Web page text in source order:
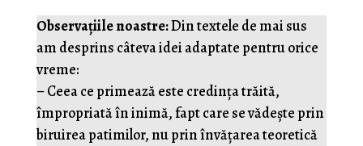
Observațiile noastre:Din textele de mai sus
am desprins câteva idei adaptate pentru orice
vreme:
– Ceea ce primează este credința trăită,
împropriată în inimă, fapt care se vădește prin
biruirea patimilor, nu prin învățarea teoretică